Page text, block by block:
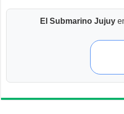
El Submarino Jujuy